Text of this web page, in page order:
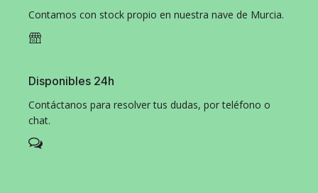
Contamos con stock propio en nuestra nave de Murcia.
Disponibles 24h
Contáctanos para resolver tus dudas, por teléfono o
chat.